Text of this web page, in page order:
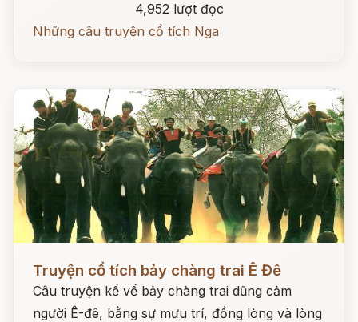
4,952 lượt đọc
Những câu truyện cổ tích Nga
Truyện cổ tích bảy chàng trai Ê Đê
Câu truyện kể vể bảy chàng trai dũng cảm
người Ê-đê, bằng sự mưu trí, đồng lòng và lòng